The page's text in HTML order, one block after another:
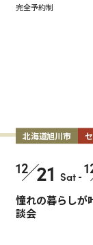
完全予約制
北海道旭川市
12 21 Sat-
憧れの暮らしが
談会